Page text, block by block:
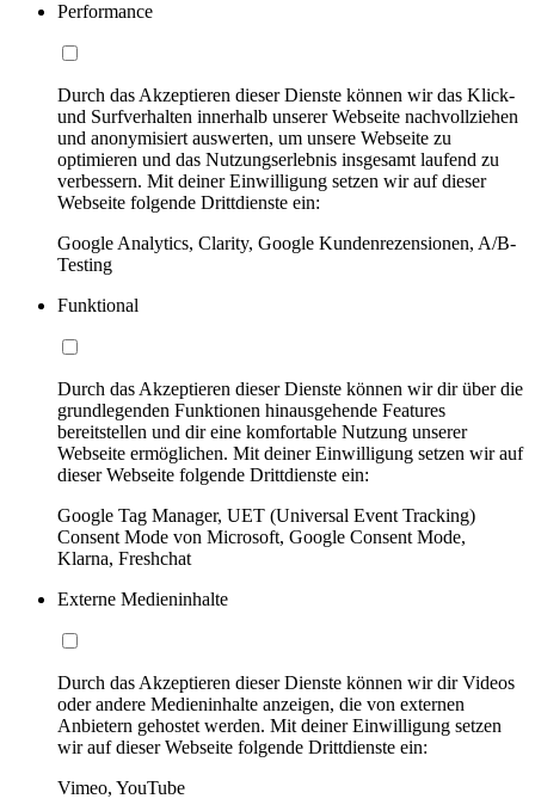
Performance
Durch das Akzeptieren dieser Dienste können wir das Klick-
und Surfverhalten innerhalb unserer Webseite nachvollziehen
und anonymisiert auswerten, um unsere Webseite zu
optimieren und das Nutzungserlebnis insgesamt laufend zu
verbessern. Mit deiner Einwilligung setzen wir auf dieser
Webseite folgende Drittdienste ein:
Google Analytics, Clarity, Google Kundenrezensionen, A/B-
Testing
Funktional
Durch das Akzeptieren dieser Dienste können wir dir über die
grundlegenden Funktionen hinausgehende Features
bereitstellen und dir eine komfortable Nutzung unserer
Webseite ermöglichen. Mit deiner Einwilligung setzen wir auf
dieser Webseite folgende Drittdienste ein:
Google Tag Manager, UET (Universal Event Tracking)
Consent Mode von Microsoft, Google Consent Mode,
Klarna, Freshchat
Externe Medieninhalte
Durch das Akzeptieren dieser Dienste können wir dir Videos
oder andere Medieninhalte anzeigen, die von externen
Anbietern gehostet werden. Mit deiner Einwilligung setzen
wir auf dieser Webseite folgende Drittdienste ein:
Vimeo, YouTube